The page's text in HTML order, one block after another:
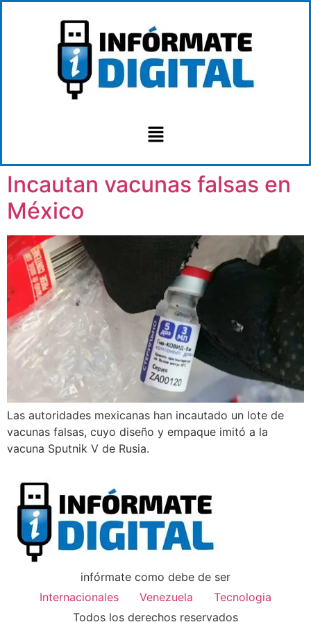
Incautan vacunas falsas en
México
Las autoridades mexicanas han incautado un lote de
vacunas falsas, cuyo diseño y empaque imitó a la
vacuna Sputnik V de Rusia.
infórmate como debe de ser
Internacionales
Venezuela
Tecnologia
Todos los derechos reservados